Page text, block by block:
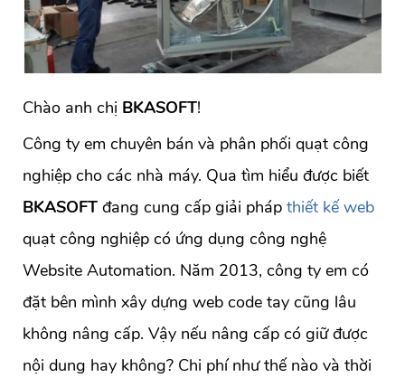
Chào anh chị BKASOFT!
Công ty em chuyên bán và phân phối quạt công
nghiệp cho các nhà máy. Qua tìm hiểu được biết
BKASOFT đang cung cấp giải pháp thiết kế web
quạt công nghiệp có ứng dụng công nghệ
Website Automation. Năm 2013, công ty em có
đặt bên mình xây dựng web code tay cũng lâu
không nâng cấp. Vậy nếu nâng cấp có giữ được
nội dung hay không? Chi phí như thế nào và thời